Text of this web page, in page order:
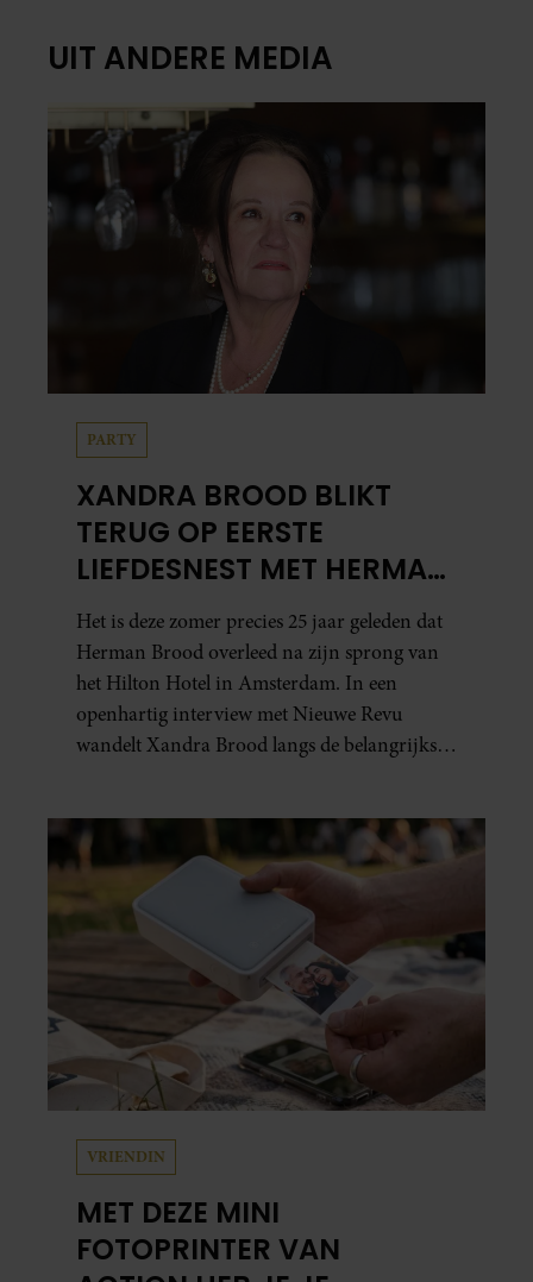
UIT ANDERE MEDIA
PARTY
XANDRA BROOD BLIKT
TERUG OP EERSTE
LIEFDESNEST MET HERMAN
BROOD: “HIER IS LOLA
GEBOREN”
Het is deze zomer precies 25 jaar geleden dat
Herman Brood overleed na zijn sprong van
het Hilton Hotel in Amsterdam. In een
openhartig interview met Nieuwe Revu
wandelt Xandra Brood langs de belangrijkste
Leidsedwarsstraat roept een stortvloed aan
herinneringen op. Daar begon hun leven
samen en werd dochter Lola geboren.
VRIENDIN
MET DEZE MINI
FOTOPRINTER VAN